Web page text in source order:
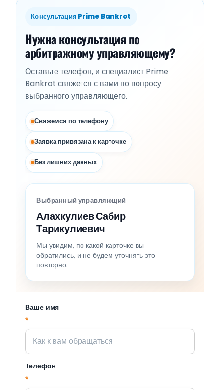
Консультация Prime Bankrot
Нужна консультация по
арбитражному управляющему?
Оставьте телефон, и специалист Prime
Bankrot свяжется с вами по вопросу
выбранного управляющего.
Свяжемся по телефону
Заявка привязана к карточке
Без лишних данных
Выбранный управляющий
Алахкулиев Сабир
Тарикулиевич
Мы увидим, по какой карточке вы
обратились, и не будем уточнять это
повторно.
Ваше имя
*
Телефон
*